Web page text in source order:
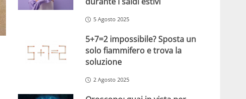
5 Agosto 2025
5+7=2 impossibile? Sposta un
solo fiammifero e trova la
soluzione
2 Agosto 2025